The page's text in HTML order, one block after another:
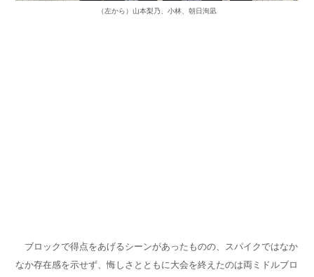
（左から）山本梨乃、小林、朝日洵凪
ブロックで得点をあげるシーンがあったものの、スパイクではなか
なか存在感を示せず、悔しさとともに大会を終えたのは両ミドルブロ